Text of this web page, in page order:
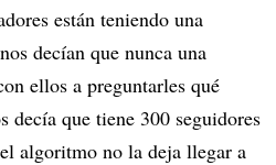
están teniendo una
decían que nunca una
ellos a preguntarles qué
decía que tiene 300 seguidores
algoritmo no la deja llegar a